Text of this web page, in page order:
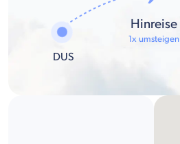
DUS
Hinreise
1x umsteigen